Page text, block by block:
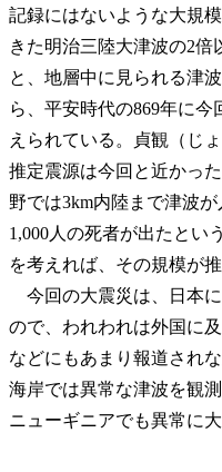
記録にはないような大規
きた明治三陸大津波の2倍
と、地層中に見られる津
ら、平安時代の869年に
えられている。貞観（じ
推定震源は今回と近かっ
野では3km内陸まで津波
1,000人の死者が出たとい
を考えれば、その規模が推
今回の大震災は、日本
ので、われわれは外国に
などにもあまり報道され
海岸では異常な津波を観
ニューギニアでも異常に